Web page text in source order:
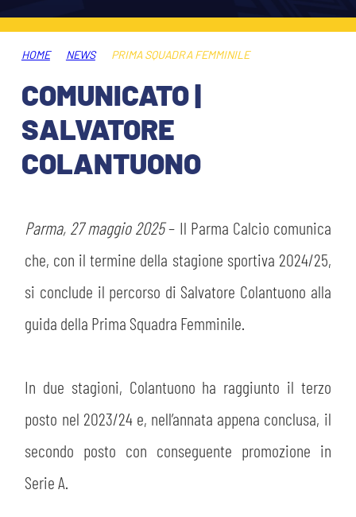
MUSEUM CLUB EXPERIENCE
BIGLIETTI
ABBONAMENTI
INFO BIGLIETTI
TARDINI CARD
TRASFERTE
TICKET GIFT CARD
SHOP
ESPORTS
ORGANIGRAMMA
MUTTI TRAINING CENTER
MUSEO
STADIO TARDINI
CSR
ACADEMY
HOME NEWS PRIMA SQUADRA FEMMINILE
COMUNICATO |
SALVATORE
COLANTUONO
Parma, 27 maggio 2025– Il Parma Calcio comunica
che, con il termine della stagione sportiva 2024/25,
si conclude il percorso di Salvatore Colantuono alla
guida della Prima Squadra Femminile.
In due stagioni, Colantuono ha raggiunto il terzo
posto nel 2023/24 e, nell’annata appena conclusa, il
secondo posto con conseguente promozione in
Serie A.